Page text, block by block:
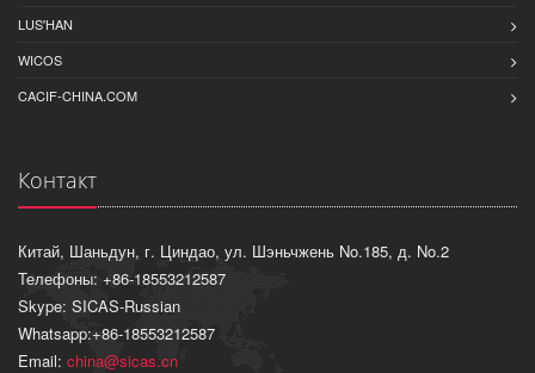
LUS'HAN
WICOS
CACIF-CHINA.COM
Контакт
Китай, Шаньдун, г. Циндао, ул. Шэньчжень No.185, д. No.2
Телефоны: +86-18553212587
Skype: SICAS-Russian
Whatsapp:+86-18553212587
Email: china@sicas.cn